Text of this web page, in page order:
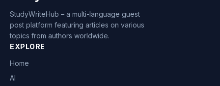
StudyWriteHub – a multi-language guest
post platform featuring articles on various
topics from authors worldwide.
EXPLORE
Home
AI